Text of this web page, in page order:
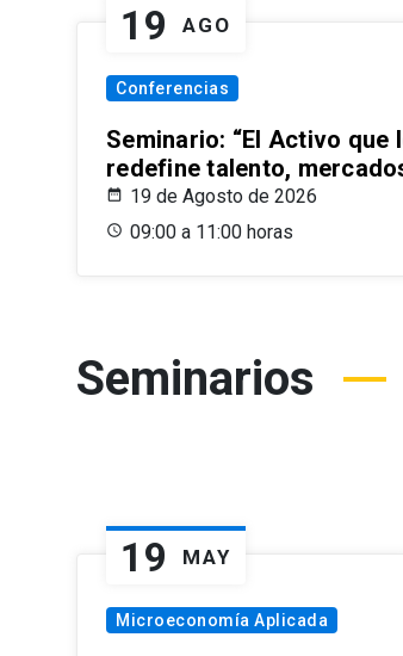
19 AGO
Conferencias
Seminario: “El Activo
redefine talento,
19 de Agosto de 2026
09:00 a 11:00 horas
Seminarios
19 MAY
Microeconomía Aplicada